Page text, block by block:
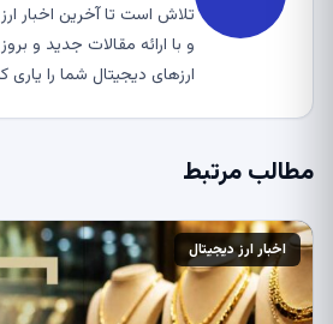
تلاش است تا آخرین اخبار
و با ارائه مقالات جدید و
ارزهای دیجیتال شما را یاری
مطالب مرتبط
اخبار ارز دیجیتال